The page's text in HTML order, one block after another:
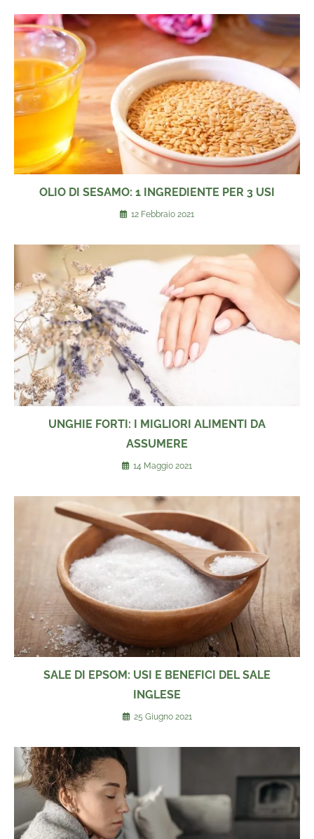
OLIO DI SESAMO: 1 INGREDIENTE PER 3 USI
12 Febbraio 2021
UNGHIE FORTI: I MIGLIORI ALIMENTI DA
ASSUMERE
14 Maggio 2021
SALE DI EPSOM: USI E BENEFICI DEL SALE
INGLESE
25 Giugno 2021